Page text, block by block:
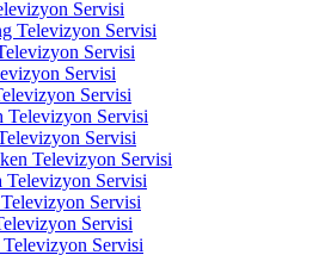
Servisi
Televizyon Servisi
Servisi
Servisi
Servisi
Televizyon Servisi
Servisi
Televizyon Servisi
Televizyon Servisi
Servisi
Servisi
Televizyon Servisi